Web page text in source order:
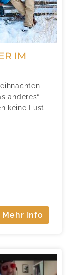
IM
anderes“
keine Lust
Mehr Info